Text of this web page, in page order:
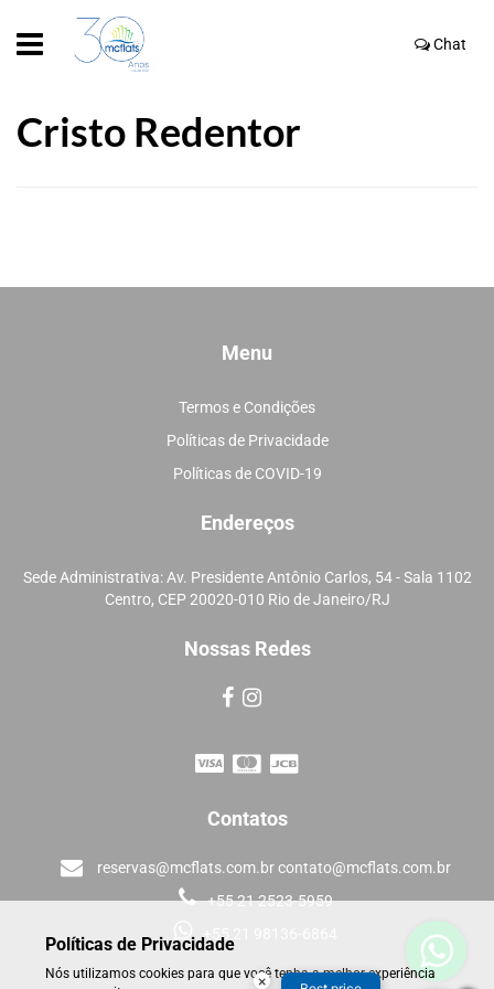
Chat
Cristo Redentor
Menu
Termos e Condições
Políticas de Privacidade
Políticas de COVID-19
Endereços
Sede Administrativa: Av. Presidente Antônio Carlos, 54 - Sala 1102
Centro, CEP 20020-010 Rio de Janeiro/RJ
Nossas Redes
Contatos
reservas@mcflats.com.br contato@mcflats.com.br
+55 21 2523-5959
+55 21 98136-6864
Políticas de Privacidade
Nós utilizamos cookies para que você tenha a melhor experiência
×